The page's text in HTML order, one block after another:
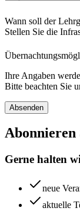
Wann soll der
Stellen Sie die
Ihre Angaben
Bitte beachten Sie
Absenden
Abonnieren
Gerne halten
neue
aktuelle